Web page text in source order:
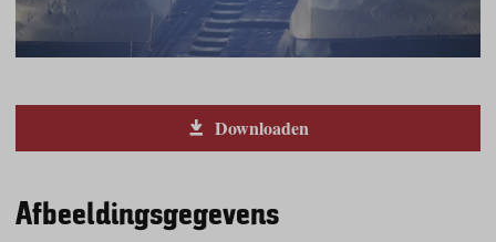
Downloaden
Afbeeldingsgegevens